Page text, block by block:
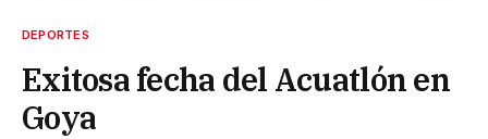
DEPORTES
Exitosa fecha del Acuatlón en
Goya